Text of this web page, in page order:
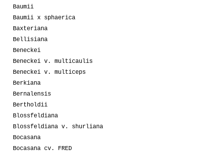
Baumii
Baumii x sphaerica
Baxteriana
Bellisiana
Beneckei
Beneckei v. multicaulis
Beneckei v. multiceps
Berkiana
Bernalensis
Bertholdii
Blossfeldiana
Blossfeldiana v. shurliana
Bocasana
Bocasana cv. FRED